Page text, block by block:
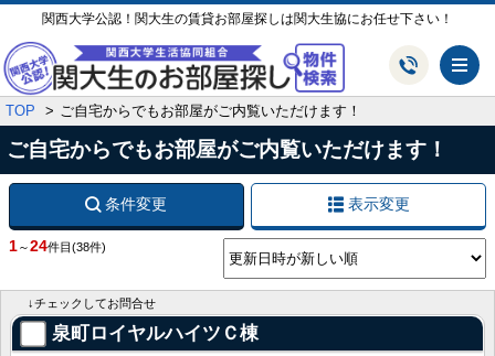
関西大学公認！関大生の賃貸お部屋探しは関大生協にお任せ下さい！
TOP ご自宅からでもお部屋がご内覧いただけます！
ご自宅からでもお部屋がご内覧いただけます！
条件変更 表示変更
1～24件目 (38件)
↓チェックしてお問合せ
泉町ロイヤルハイツＣ棟